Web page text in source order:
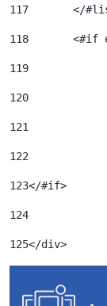
117
</
118
<#if
119
120
121
122
123</#if>
124
125</div>